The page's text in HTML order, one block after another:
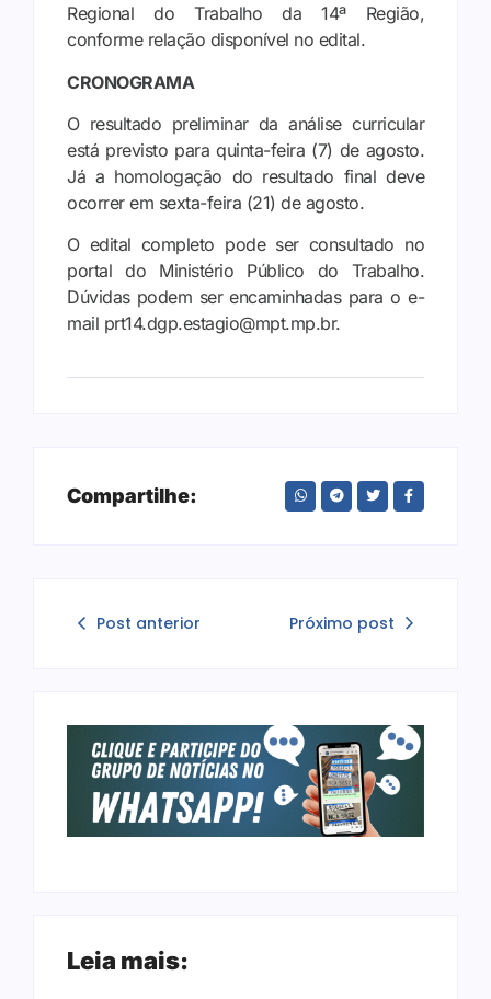
Regional do Trabalho da 14ª Região,
conforme relação disponível no edital.
CRONOGRAMA
O resultado preliminar da análise curricular
está previsto para quinta-feira (7) de agosto.
Já a homologação do resultado final deve
ocorrer em sexta-feira (21) de agosto.
O edital completo pode ser consultado no
portal do Ministério Público do Trabalho.
Dúvidas podem ser encaminhadas para o e-
mail prt14.dgp.estagio@mpt.mp.br.
Compartilhe:
Post anterior Próximo post
Leia mais: